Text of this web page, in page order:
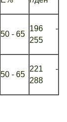
50 - 65
196 -
255
50 - 65
221 -
288